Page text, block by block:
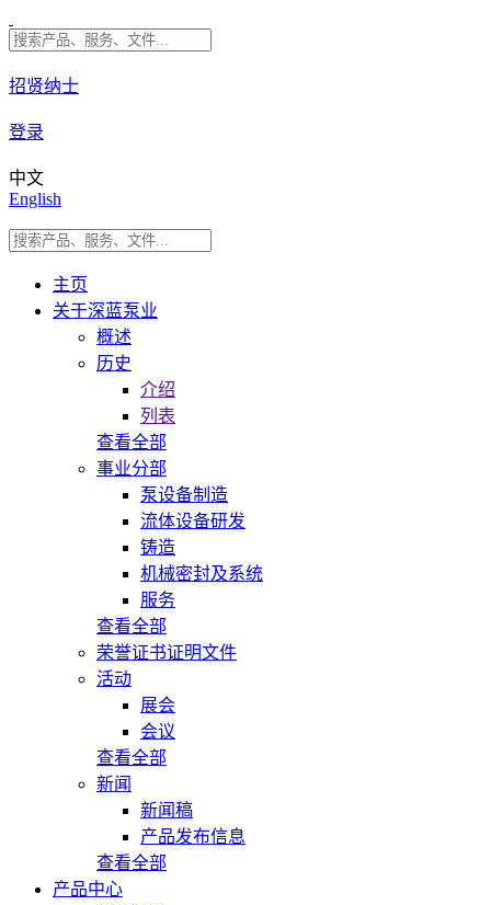
招贤纳士
登录
中文
English
主页
关于深蓝泵业
概述
历史
介绍
列表
查看全部
事业分部
泵设备制造
流体设备研发
铸造
机械密封及系统
服务
查看全部
荣誉证书证明文件
活动
展会
会议
查看全部
新闻
新闻稿
产品发布信息
查看全部
产品中心